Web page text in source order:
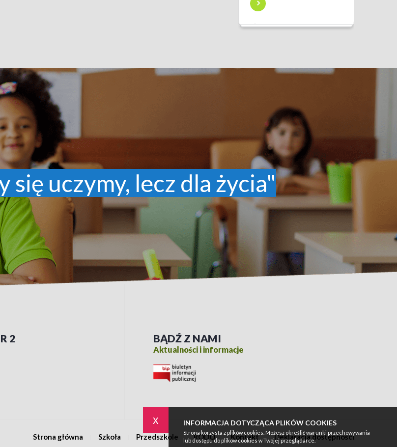
x INFORMACJA DOTYCZĄCA PLIKÓW COOKIES
Strona korzysta z plików cookies. Możesz określić warunki przechowywania
lub dostępu do plików cookies w Twojej przeglądarce.
się uczymy, lecz dla życia"
2 BĄDŹ Z NAMI
Aktualności i informacje
Strona główna Szkoła Przedszkole RODO Kontakt Deklaracja dostępności